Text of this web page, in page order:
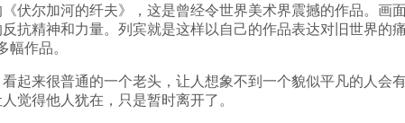
伏尔加河的纤夫》，这是曾经令世界美术界震撼的作品。
抗精神和力量。列宾就是这样以自己的作品表达对旧世界
幅作品。
起来很普通的一个老头，让人想象不到一个貌似平凡的人
觉得他人犹在，只是暂时离开了。